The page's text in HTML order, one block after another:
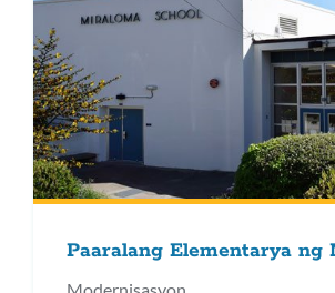
Paaralang Elementarya ng
Modernisasyon